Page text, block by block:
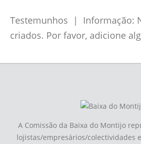
Testemunhos | Informação:
criados. Por favor, adicione
A Comissão da Baixa do Montijo
lojistas/empresários/colectividades